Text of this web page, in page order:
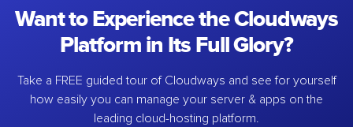
Want to Experience the Cloudways
Platform in Its Full Glory?
Take a FREE guided tour of Cloudways and see for yourself
how easily you can manage your server & apps on the
leading cloud-hosting platform.